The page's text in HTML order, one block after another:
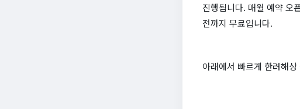
진행됩니다. 매월 예약 오
전까지 무료입니다.
아래에서 빠르게 한려해